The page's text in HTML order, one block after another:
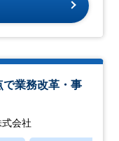
で業務改革・事
会社